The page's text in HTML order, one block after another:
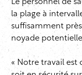
Le personnel de
la plage à
suffisamment
noyade
« Notre travail est